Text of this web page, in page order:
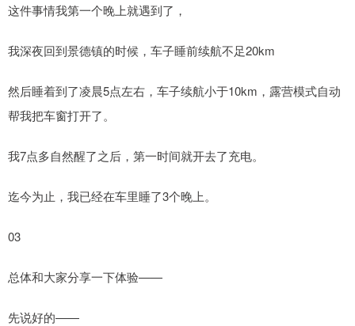
这件事情我第一个晚上就遇到了，
我深夜回到景德镇的时候，车子睡前续航不足20km
然后睡着到了凌晨5点左右，车子续航小于10km，露营模式自动
帮我把车窗打开了。
我7点多自然醒了之后，第一时间就开去了充电。
迄今为止，我已经在车里睡了3个晚上。
03
总体和大家分享一下体验——
先说好的——